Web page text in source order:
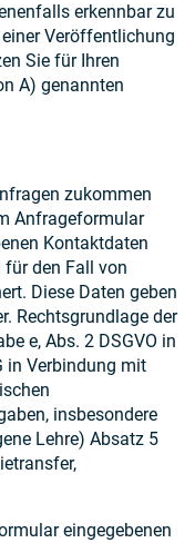
erkennbar zu
Veröffentlichung
Sie für Ihren
A) genannten
zukommen
Anfrageformular
Kontaktdaten
den Fall von
Diese Daten geben
Rechtsgrundlage der
e, Abs. 2 DSGVO in
in Verbindung mit
insbesondere
Lehre) Absatz 5
eingegebenen